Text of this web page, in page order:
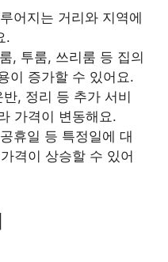
어지는 거리와 지역에
.
, 투룸, 쓰리룸 등 집의
이 증가할 수 있어요.
, 정리 등 추가 서비
가격이 변동해요.
휴일 등 특정일에 대
격이 상승할 수 있어